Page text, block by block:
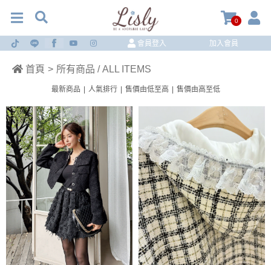
0
會員登入 加入會員
首頁 > 所有商品 / ALL ITEMS
最新商品 人氣排行 售價由低至高 售價由高至低